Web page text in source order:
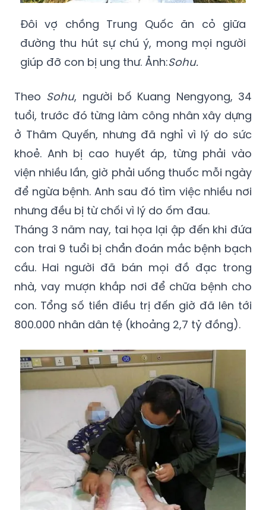
Đôi vợ chồng Trung Quốc ăn cỏ giữa
giúp đỡ con bị ung thư. Ảnh:Sohu.
TheoSohu, người bố Kuang Nengyong, 34
tuổi, trước đó từng làm công nhân xây dựng
ở Thâm Quyến, nhưng đã nghỉ vì lý do sức
khoẻ. Anh bị cao huyết áp, từng phải vào
viện nhiều lần, giờ phải uống thuốc mỗi ngày
để ngừa bệnh. Anh sau đó tìm việc nhiều nơi
nhưng đều bị từ chối vì lý do ốm đau.
Tháng 3 năm nay, tai họa lại ập đến khi đứa
con trai 9 tuổi bị chẩn đoán mắc bệnh bạch
cầu. Hai người đã bán mọi đồ đạc trong
nhà, vay mượn khắp nơi để chữa bệnh cho
con. Tổng số tiền điều trị đến giờ đã lên tới
800.000 nhân dân tệ (khoảng 2,7 tỷ đồng).